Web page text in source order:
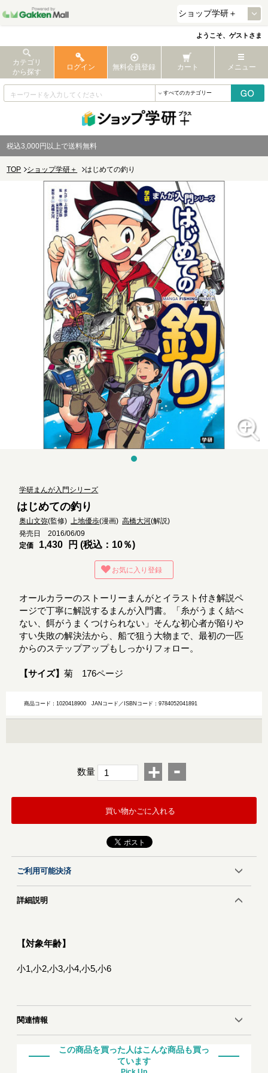
ようこそ、ゲストさま
カテゴリ
から探す
ログイン 無料会員登録 カート メニュー
税込3,000円以上で送料無料
TOP ショップ学研＋ はじめての釣り
学研まんが入門シリーズ
はじめての釣り
奥山文弥(監修)上地優歩(漫画)高橋大河(解説)
発売日 2016/06/09
定価
1,430 円 (税込：10％)
お気に入り登録
オールカラーのストーリーまんがとイラスト付き解説ペ
ージで丁寧に解説するまんが入門書。「糸がうまく結べ
ない、餌がうまくつけられない」そんな初心者が陥りや
すい失敗の解決法から、船で狙う大物まで、最初の一匹
からのステップアップもしっかりフォロー。
【サイズ】菊 176ページ
商品コード：1020418900JANコード／ISBNコード：9784052041891
数量 + -
買い物かごに入れる
ご利用可能決済
詳細説明
【対象年齢】
小1,小2,小3,小4,小5,小6
関連情報
この商品を買った人はこんな商品も買っ
ています